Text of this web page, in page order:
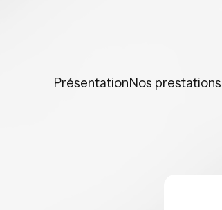
PrésentationNos prestations